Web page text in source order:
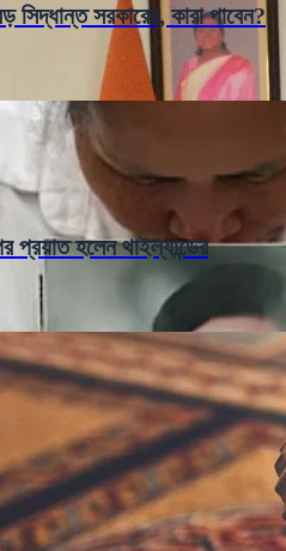
সরকারের, কারা পাবেন?
প্রয়াত হলেন থাইল্যান্ডের